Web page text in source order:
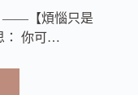
——【煩惱只是
： 你可…